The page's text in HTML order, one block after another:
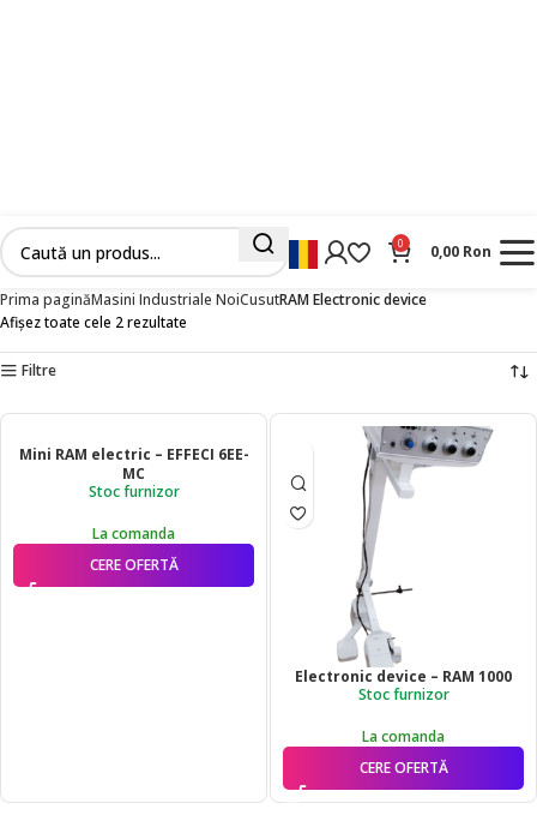
0 0,00 Ron
Prima paginăMasini Industriale NoiCusutRAM Electronic device
Afișez toate cele 2 rezultate
Filtre
Mini RAM electric – EFFECI 6EE-
MC
Stoc furnizor
La comanda
CERE OFERTĂ
Electronic device – RAM 1000
Stoc furnizor
La comanda
CERE OFERTĂ